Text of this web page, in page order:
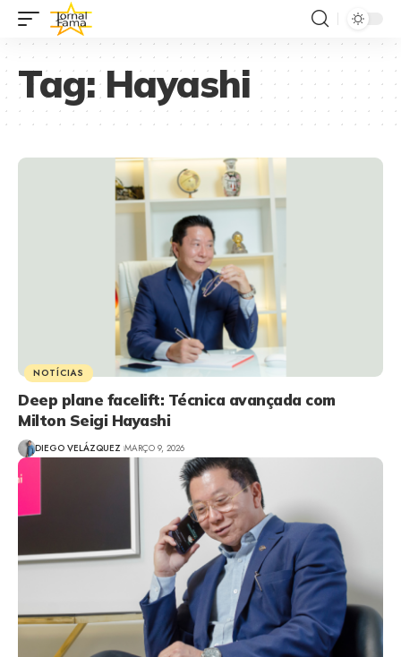
Tag:Hayashi
NOTÍCIAS
Deep plane facelift: Técnica avançada com
Milton Seigi Hayashi
DIEGO VELÁZQUEZ MARÇO 9, 2026